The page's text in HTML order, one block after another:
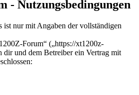
- Nutzungsbedingungen
ist nur mit Angaben der vollständigen
Forum“ („https://xt1200z-
und dem Betreiber ein Vertrag mit